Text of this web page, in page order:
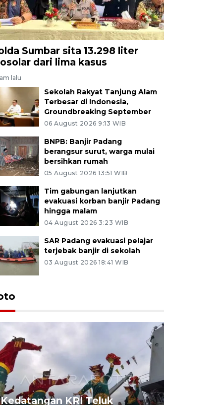
Sumbar sita 13.298 liter
dari lima kasus
lalu
Sekolah Rakyat Tanjung Alam
Terbesar di Indonesia,
Groundbreaking September
06 August 2026 9:13 WIB
BNPB: Banjir Padang
berangsur surut, warga mulai
bersihkan rumah
05 August 2026 13:51 WIB
Tim gabungan lanjutkan
evakuasi korban banjir Padang
hingga malam
04 August 2026 3:23 WIB
SAR Padang evakuasi pelajar
terjebak banjir di sekolah
03 August 2026 18:41 WIB
Kedatangan KRI Teluk